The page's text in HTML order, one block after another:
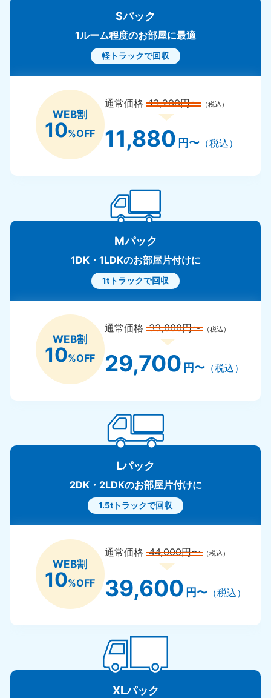
Sパック
1ルーム程度のお部屋に最適
軽トラックで回収
WEB割
10%OFF
通常価格13,200円〜 （税込）
11,880 円〜（税込）
Mパック
1DK・1LDKのお部屋片付けに
1tトラックで回収
WEB割
10%OFF
通常価格33,000円〜 （税込）
29,700 円〜（税込）
Lパック
2DK・2LDKのお部屋片付けに
1.5tトラックで回収
WEB割
10%OFF
通常価格44,000円〜 （税込）
39,600 円〜（税込）
XLパック